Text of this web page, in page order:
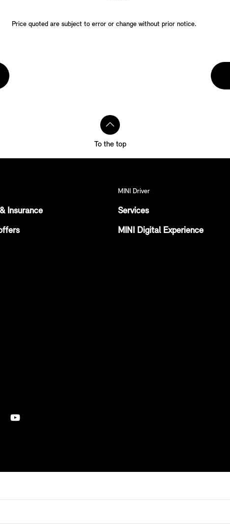
Price quoted are subject to error or change without prior notice.
To the top
Insurance
MINI Driver
Services
MINI Digital Experience